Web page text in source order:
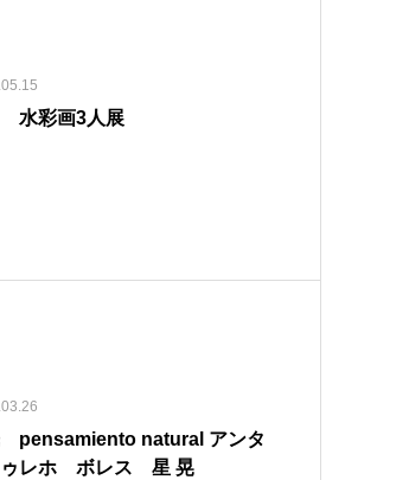
水彩画3人展
pensamiento natural アンタ
レホ ボレス 星 晃